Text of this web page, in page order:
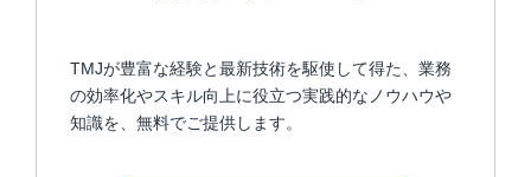
TMJが豊富な経験と最新技術を駆使して得た、業務
の効率化やスキル向上に役立つ実践的なノウハウや
知識を、無料でご提供します。